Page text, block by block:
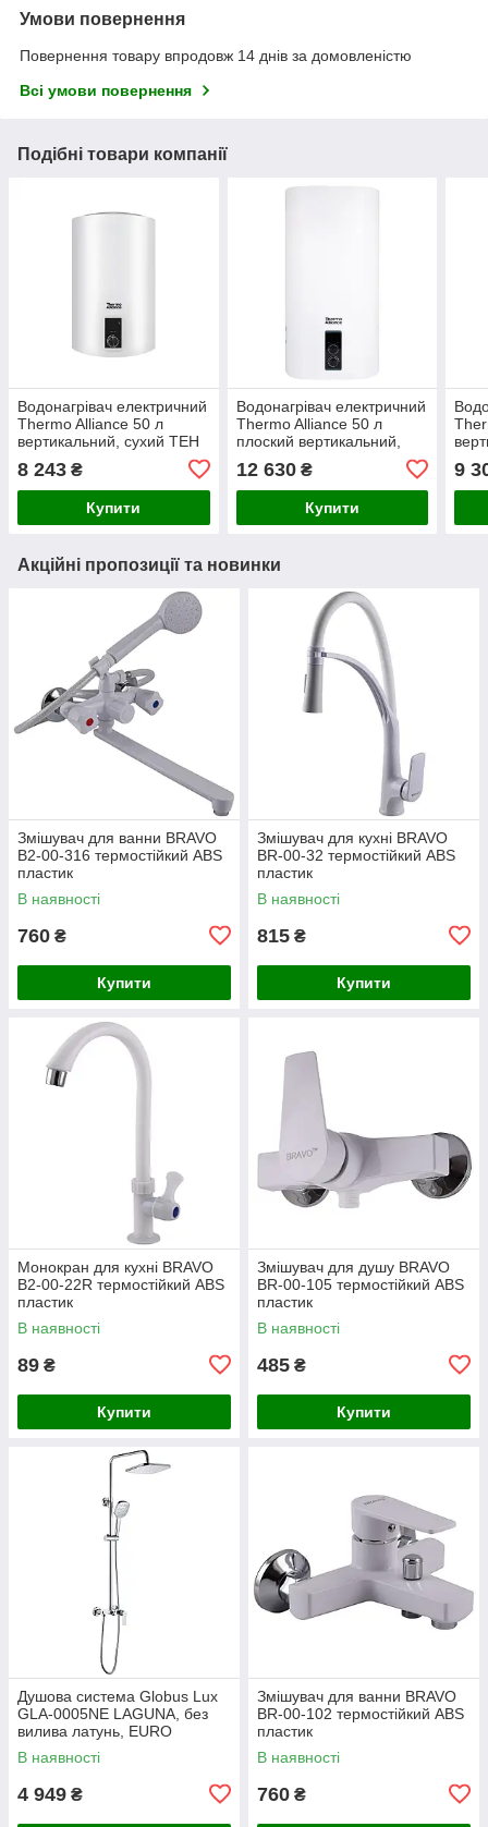
Умови повернення
Повернення товару впродовж 14 днів за домовленістю
Всі умови повернення
Подібні товари компанії
Водонагрівач електричний
Thermo Alliance 50 л
вертикальний, сухий ТЕН
8 243 ₴
Купити
Водонагрівач електричний
Thermo Alliance 50 л
плоский вертикальний,
1,5,2) DT50V20G (PD)-D/2
12 630₴
Купити
9
Акційні пропозиції та новинки
Змішувач для ванни BRAVO
B2-00-316 термостійкий ABS
пластик
В наявності
760 ₴
Купити
Змішувач для кухні BRAVO
BR-00-32 термостійкий ABS
пластик
В наявності
815 ₴
Купити
Монокран для кухні BRAVO
B2-00-22R термостійкий ABS
пластик
В наявності
89 ₴
Купити
Змішувач для душу BRAVO
BR-00-105 термостійкий ABS
пластик
В наявності
485 ₴
Купити
Душова система Globus Lux
GLA-0005NE LAGUNA, без
вилива латунь, EURO
В наявності
4 949 ₴
Змішувач для ванни BRAVO
BR-00-102 термостійкий ABS
пластик
В наявності
760 ₴